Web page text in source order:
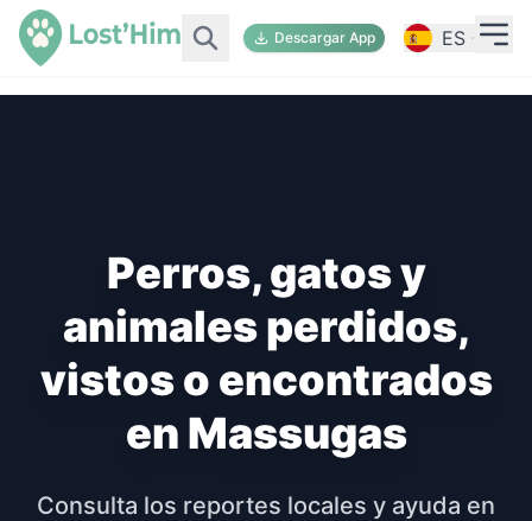
Descargar App ES
Perros, gatos y
animales perdidos,
vistos o encontrados
en Massugas
Consulta los reportes locales y ayuda en